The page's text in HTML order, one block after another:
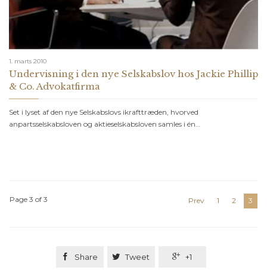
1. marts 2010
Undervisning i den nye Selskabslov hos Jackie Phillip
& Co. Advokatfirma
Set i lyset af den nye Selskabslovs ikrafttræden, hvorved
anpartsselskabsloven og aktieselskabsloven samles i én…
Page 3 of 3 Prev 1 2 3
 Share  Tweet  +1